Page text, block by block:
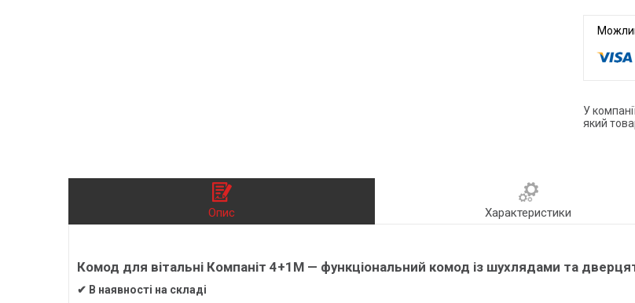
У
який
Опис Характеристики
Комод для вітальні Компаніт 4+1М — функціональний комод із шухлядами та
✔ В наявності на складі